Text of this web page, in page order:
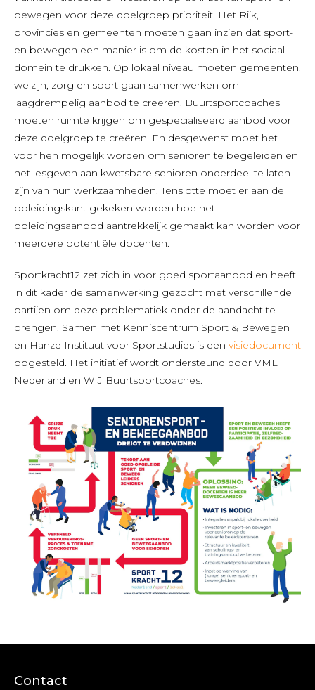
bewegen voor deze doelgroep prioriteit. Het Rijk,
provincies en gemeenten moeten gaan inzien dat sport-
en bewegen een manier is om de kosten in het sociaal
domein te drukken. Op lokaal niveau moeten gemeenten,
welzijn, zorg en sport gaan samenwerken om
laagdrempelig aanbod te creëren. Buurtsportcoaches
moeten ruimte krijgen om gespecialiseerd aanbod voor
deze doelgroep te creëren. En desgewenst moet het
voor hen mogelijk worden om senioren te begeleiden en
het lesgeven aan kwetsbare senioren onderdeel te laten
zijn van hun werkzaamheden. Tenslotte moet er aan de
opleidingskant gekeken worden hoe het
opleidingsaanbod aantrekkelijk gemaakt kan worden voor
meerdere potentiële docenten.
Sportkracht12 zet zich in voor goed sportaanbod en heeft
in dit kader de samenwerking gezocht met verschillende
partijen om deze problematiek onder de aandacht te
brengen. Samen met Kenniscentrum Sport & Bewegen
en Hanze Instituut voor Sportstudies is een visiedocument
opgesteld. Het initiatief wordt ondersteund door VML
Nederland en WIJ Buurtsportcoaches.
Contact